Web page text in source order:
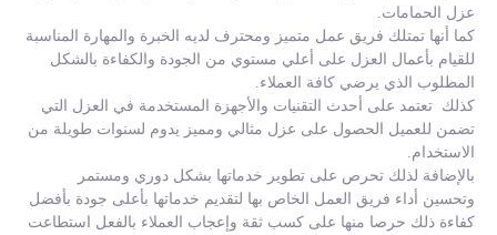
عزل الحمامات.
كما أنها تمتلك فريق عمل متميز ومحترف لديه الخبرة والمهارة المناسبة
للقيام بأعمال العزل على أعلي مستوي من الجودة والكفاءة بالشكل
المطلوب الذي يرضي كافة العملاء.
كذلك تعتمد على أحدث التقنيات والأجهزة المستخدمة في العزل التي
تضمن للعميل الحصول على عزل مثالي ومميز يدوم لسنوات طويلة من
الاستخدام.
بالإضافة لذلك تحرص على تطوير خدماتها بشكل دوري ومستمر
وتحسين أداء فريق العمل الخاص بها لتقديم خدماتها بأعلى جودة بأفضل
كفاءة ذلك حرصا منها على كسب ثقة وإعجاب العملاء بالفعل استطاعت